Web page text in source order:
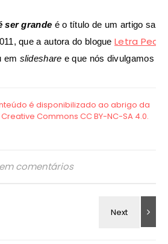
ser grande é o título de um artigo
que a autora do blogue Letra
em slideshare e que nós divulgamos
comentários